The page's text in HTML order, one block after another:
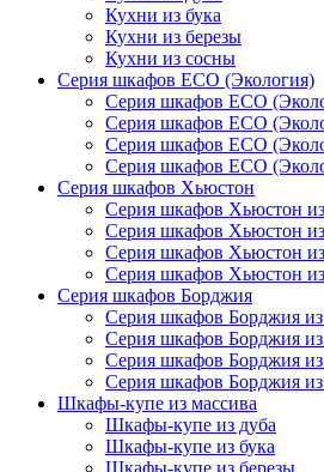
Кухни из бука
Кухни из березы
Кухни из сосны
Серия шкафов ECO (Экология)
Серия шкафов ECO
Серия шкафов ECO
Серия шкафов ECO
Серия шкафов ECO
Серия шкафов Хьюстон
Серия шкафов Хьюстон
Серия шкафов Хьюстон из
Серия шкафов Хьюстон
Серия шкафов Хьюстон
Серия шкафов Борджия
Серия шкафов Борджия из
Серия шкафов Борджия из
Серия шкафов Борджия из
Серия шкафов Борджия
Шкафы-купе из массива
Шкафы-купе из дуба
Шкафы-купе из бука
Шкафы-купе из березы